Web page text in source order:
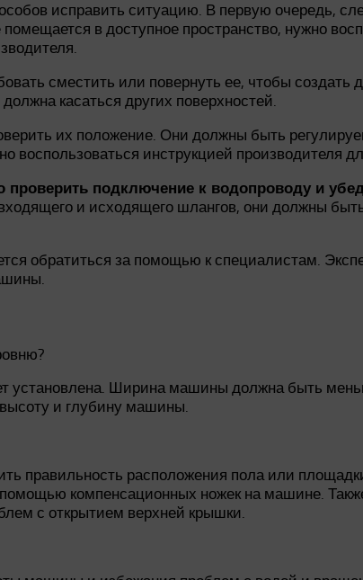
исправить ситуацию. В первую очередь,
в доступное пространство, нужно
сместить или повернуть ее, чтобы создать
касаться других поверхностей.
их положение. Они должны быть
инструкцией производителя
подключение к водопроводу и
и исходящего шлангов, они должны
обратиться за помощью к специалистам.
установлена. Ширина машины должна быть
и глубину машины.
правильность расположения пола или
компенсационных ножек на машине.
с открытием верхней крышки.